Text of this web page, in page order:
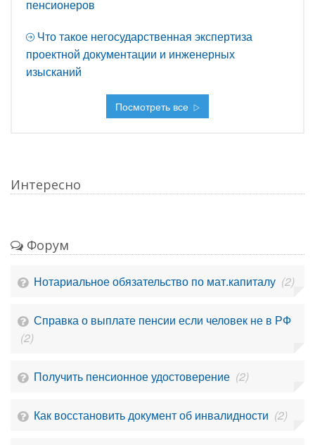
пенсионеров
Что такое негосударственная экспертиза
проектной документации и инженерных
изысканий
Посмотреть все
Интересно
Форум
Нотариальное обязательство по мат.капиталу (2)
Справка о выплате пенсии если человек не в РФ
(2)
Получить пенсионное удостоверение (2)
Как восстановить документ об инвалидности (2)